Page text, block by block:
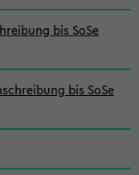
bis SoSe
bis SoSe